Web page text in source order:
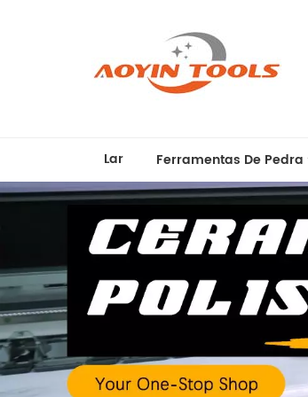
Lar Ferramentas De Pedra